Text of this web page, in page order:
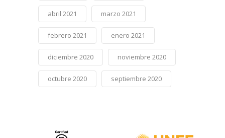
abril 2021 marzo 2021
febrero 2021 enero 2021
diciembre 2020 noviembre 2020
octubre 2020 septiembre 2020